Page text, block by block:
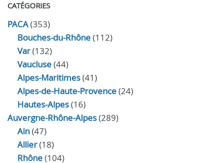
CATÉGORIES
PACA(353)
Bouches-du-Rhône(112)
Var(132)
Vaucluse(44)
Alpes-Maritimes(41)
Alpes-de-Haute-Provence(24)
Hautes-Alpes(16)
Auvergne-Rhône-Alpes(289)
Ain(47)
Allier(18)
Rhône(104)